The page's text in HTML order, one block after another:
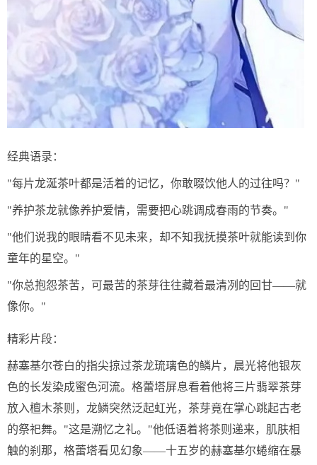
经典语录：
"每片龙涎茶叶都是活着的记忆，你敢啜饮他人的过往吗？"
"养护茶龙就像养护爱情，需要把心跳调成春雨的节奏。"
"他们说我的眼睛看不见未来，却不知我抚摸茶叶就能读到你
童年的星空。"
"你总抱怨茶苦，可最苦的茶芽往往藏着最清冽的回甘——就
像你。"
精彩片段：
赫塞基尔苍白的指尖掠过茶龙琉璃色的鳞片，晨光将他银灰
色的长发染成蜜色河流。格蕾塔屏息看着他将三片翡翠茶芽
放入檀木茶则，龙鳞突然泛起虹光，茶芽竟在掌心跳起古老
的祭祀舞。"这是溯忆之礼。"他低语着将茶则递来，肌肤相
触的刹那，格蕾塔看见幻象——十五岁的赫塞基尔蜷缩在暴